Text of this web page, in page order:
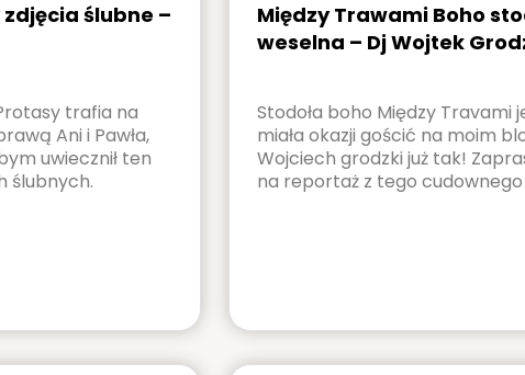
ślubne –
trafia na
Ani i Pawła,
uwiecznił ten
ślubnych.
Między Trawami Boho
weselna – Dj Wojtek
Stodoła boho Między Travami
miała okazji gościć na moim
Wojciech grodzki już tak!
na reportaż z tego